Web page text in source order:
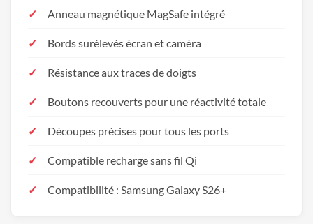
Anneau magnétique MagSafe intégré
Bords surélevés écran et caméra
Résistance aux traces de doigts
Boutons recouverts pour une réactivité totale
Découpes précises pour tous les ports
Compatible recharge sans fil Qi
Compatibilité : Samsung Galaxy S26+